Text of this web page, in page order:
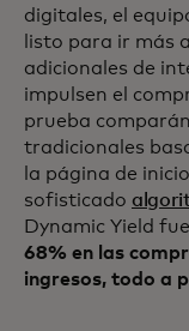
digitales, el
listo para ir más
adicionales de
impulsen el
prueba
tradicionales
la página de
sofisticado
Dynamic Yield
68% en las
ingresos, todo a